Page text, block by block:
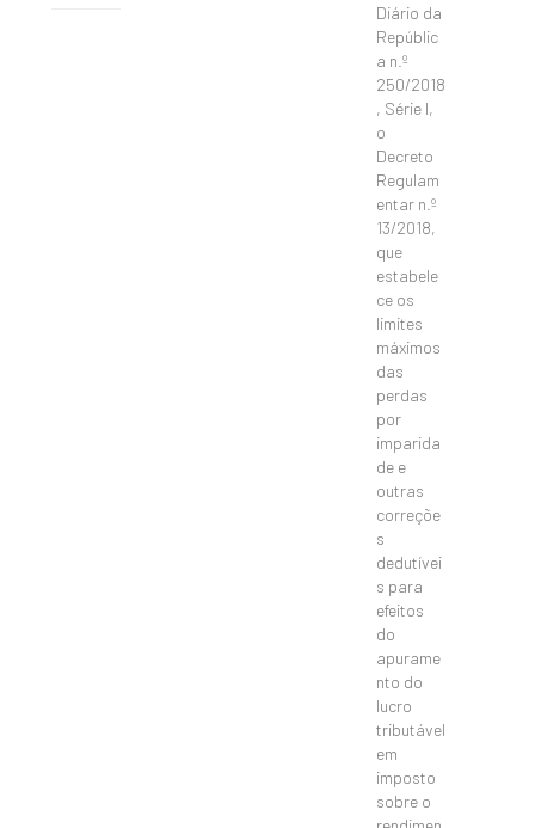
Diário da
Repúblic
a n.º
250/2018
, Série I,
o
Decreto
Regulam
entar n.º
13/2018,
que
estabele
ce os
limites
máximos
das
perdas
por
imparida
de e
outras
correçõe
s
dedutívei
s para
efeitos
do
apurame
nto do
lucro
tributável
em
imposto
sobre o